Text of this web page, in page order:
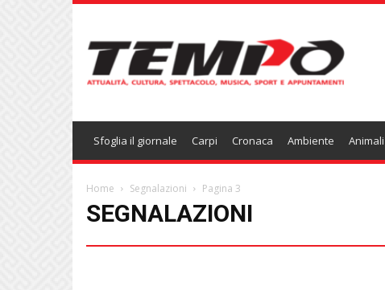
Sfoglia il giornale Carpi Cronaca Ambiente Animali
Home Segnalazioni Pagina 3
SEGNALAZIONI